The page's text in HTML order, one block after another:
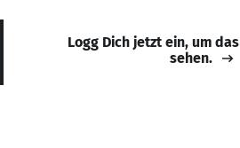
Logg Dich jetzt ein, um
sehen.